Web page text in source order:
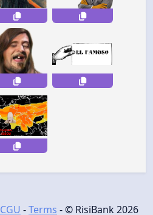
CGU -Terms - © RisiBank 2026